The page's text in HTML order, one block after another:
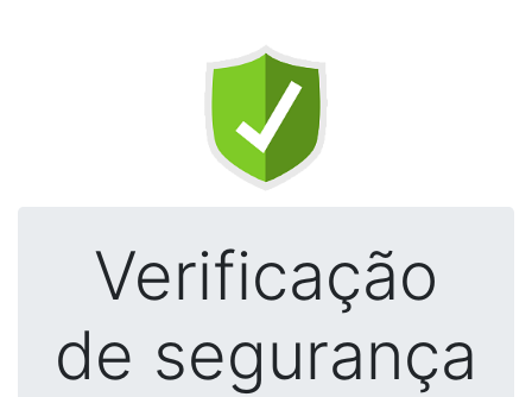
Verificação
de segurança